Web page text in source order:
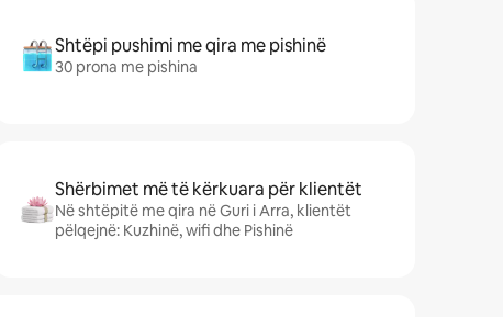
Shtëpi pushimi me qira me pishinë
30 prona me pishina
Shërbimet më të kërkuara për klientët
Në shtëpitë me qira në Guri i Arra, klientët
pëlqejnë: Kuzhinë, wifi dhe Pishinë